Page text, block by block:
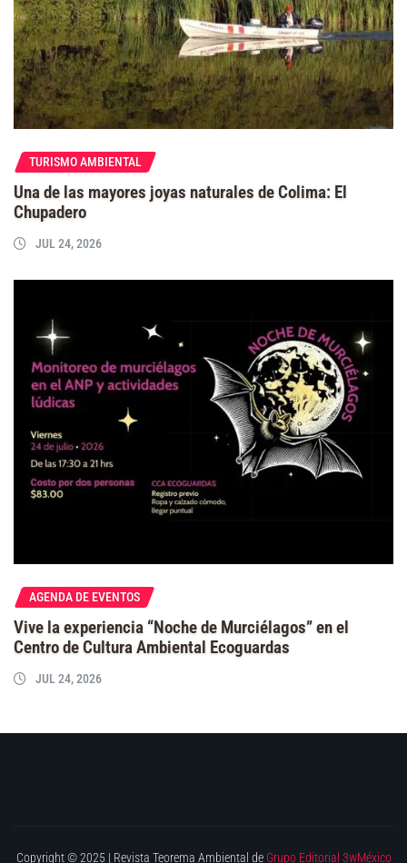
TURISMO AMBIENTAL
Una de las mayores joyas naturales de Colima: El
Chupadero
JUL 24, 2026
AGENDA DE EVENTOS
Vive la experiencia “Noche de Murciélagos” en el
Centro de Cultura Ambiental Ecoguardas
JUL 24, 2026
Copyright © 2025 | Revista Teorema Ambiental de Grupo Editorial 3wMéxico